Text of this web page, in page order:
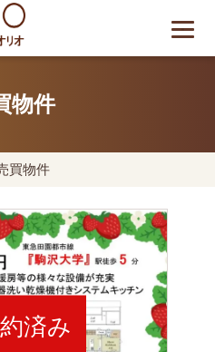
区の相続・空き家・借
に強い不動産会社｜売
物件
買物件
済み